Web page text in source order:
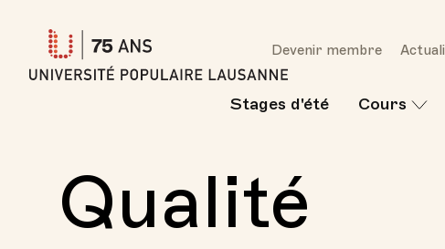
Université
Lausanne
Qualité
Stages d'été Cours
Devenir membre